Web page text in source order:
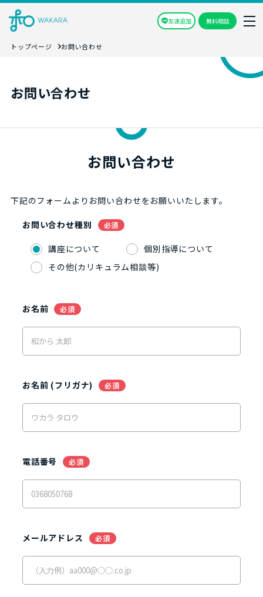
友達追加 無料相談
トップページ お問い合わせ
お問い合わせ
お問い合わせ
下記のフォームよりお問い合わせをお願いいたします。
お問い合わせ種別 必須
講座について
個別指導について
その他(カリキュラム相談等)
お名前 必須
お名前 (フリガナ) 必須
電話番号 必須
メールアドレス 必須